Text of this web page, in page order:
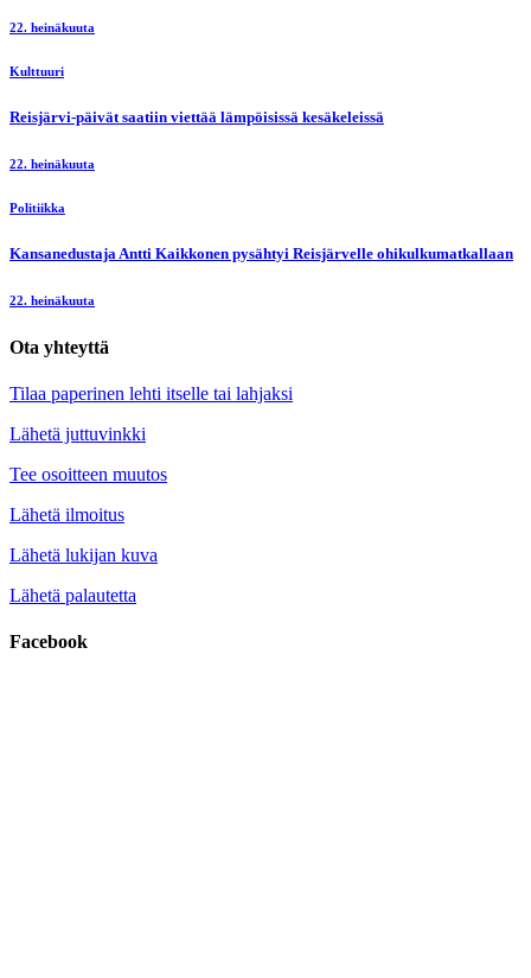
22. heinäkuuta
Kulttuuri
Reisjärvi-päivät saatiin viettää lämpöisissä kesäkeleissä
22. heinäkuuta
Politiikka
Kansanedustaja Antti Kaikkonen pysähtyi Reisjärvelle ohikulkumatkallaan
22. heinäkuuta
Ota yhteyttä
Tilaa paperinen lehti itselle tai lahjaksi
Lähetä juttuvinkki
Tee osoitteen muutos
Lähetä ilmoitus
Lähetä lukijan kuva
Lähetä palautetta
Facebook